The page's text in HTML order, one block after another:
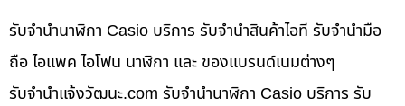
รับจำนำนาฬิกา Casio บริการ รับจำนำสินค้าไอที รับจำนำมือ
ถือ ไอแพค ไอโฟน นาฬิกา และ ของแบรนด์เนมต่างๆ
รับจํานําแจ้งวัฒนะ.com รับจำนำนาฬิกา Casio บริการ รับ